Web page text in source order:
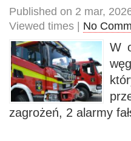
Published on 2 mar,
Viewed times | No
W
zagrożeń, 2 alarmy